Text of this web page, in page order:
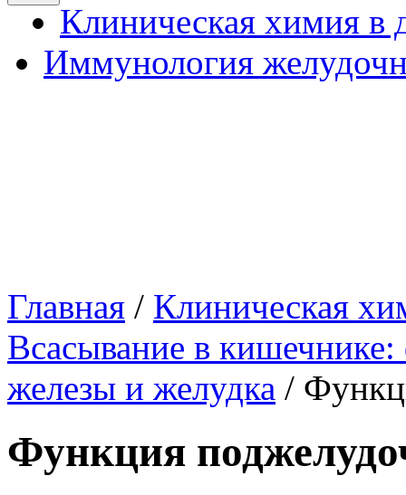
Клиническая химия в
Иммунология
Главная / Клиническая
Всасывание в
железы и желудка /
Функция